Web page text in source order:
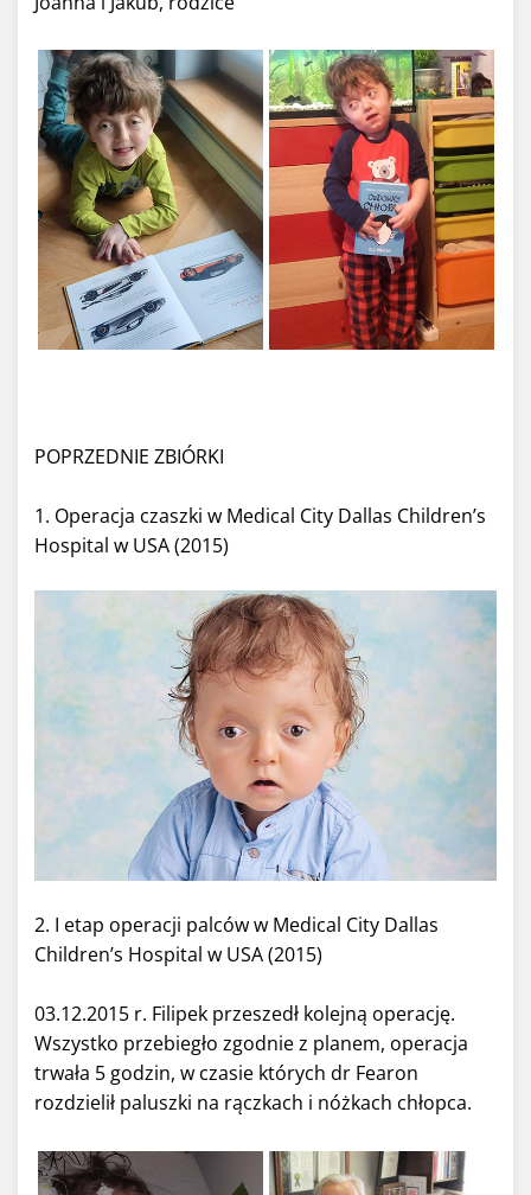
POPRZEDNIE ZBIÓRKI
1. Operacja czaszki w Medical City Dallas Children’s
Hospital w USA (2015)
2. I etap operacji palców w Medical City Dallas
Children’s Hospital w USA (2015)
03.12.2015 r. Filipek przeszedł kolejną operację.
Wszystko przebiegło zgodnie z planem, operacja
trwała 5 godzin, w czasie których dr Fearon
rozdzielił paluszki na rączkach i nóżkach chłopca.